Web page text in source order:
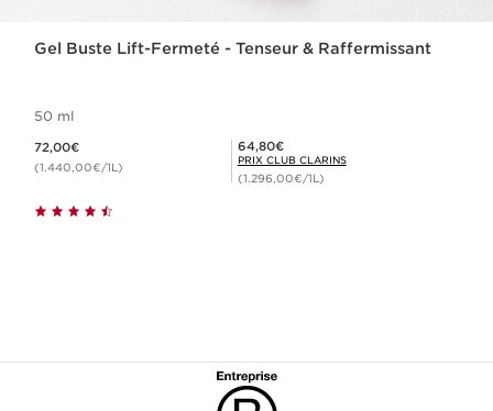
Gel Buste Lift-Fermeté - Tenseur & Raffermissant
50 ml
72,00€
(1.440,00€/1L)
Prix Club Clarins 64,80€
64,80€
PRIX CLUB CLARINS
(1.296,00€/1L)